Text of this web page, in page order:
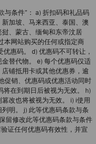
与条件”： a) 折扣码和礼品码
新加坡、马来西亚、泰国、澳
、蒙古、缅甸和东帝汶居
本网站购买的任何或指定商
惠码。 d) 优惠码不可转让，
替代物。 e) 每个优惠码仅适
铺抵用卡或其他优惠券，逾
促销、优惠码或优惠活动同时
将在到期日后被视为无效。 h)
改也将被视为无效。 i) i使用
明。 j) 此等优惠码条款与条
留修改此等优惠码条款与条件
证任何优惠码有效性，并宣